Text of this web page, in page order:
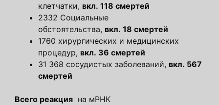
клетчатки, вкл. 118 смертей
2332 Социальные
обстоятельства, вкл. 18 смертей
1760 хирургических и медицинских
процедур, вкл. 36 смертей
31 368 сосудистых заболеваний, вкл. 567
смертей
Всего реакция на мРНК